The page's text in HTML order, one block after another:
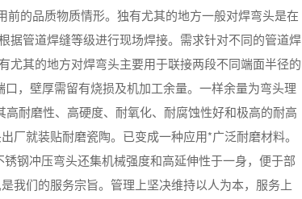
的品质物质情形。独有尤其的地方一般对焊弯头是在
据管道焊缝等级进行现场焊接。需求针对不同的管道焊
尤其的地方对焊弯头主要用于联接两段不同端面半径的
，壁厚需留有烧损及机加工余量。一样余量为弯头理
耐磨性、高硬度、耐氧化、耐腐蚀性好和极高的耐高
就装贴耐磨瓷陶。已变成一种应用*广泛耐磨材料。
钢冲压弯头还集机械强度和高延伸性于一身，便于部
我们的服务宗旨。管理上坚决维持以人为本，服务上